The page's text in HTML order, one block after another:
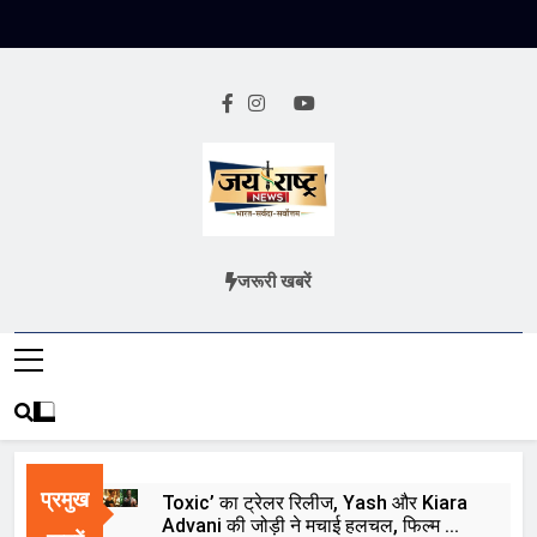
Jai Rashtra
हिंदी समाचार
जरूरी खबरें
प्रमुख
Toxic’ का ट्रेलर रिलीज, Yash और Kiara
Advani की जोड़ी ने मचाई हलचल, फिल्म को